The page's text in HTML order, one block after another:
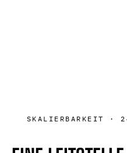
SKALIERBARKEIT ·